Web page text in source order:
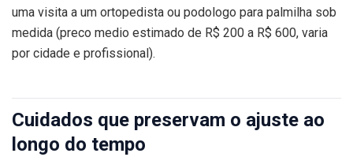
uma visita a um ortopedista ou podologo para palmilha sob
medida (preco medio estimado de R$ 200 a R$ 600, varia
por cidade e profissional).
Cuidados que preservam o ajuste ao
longo do tempo